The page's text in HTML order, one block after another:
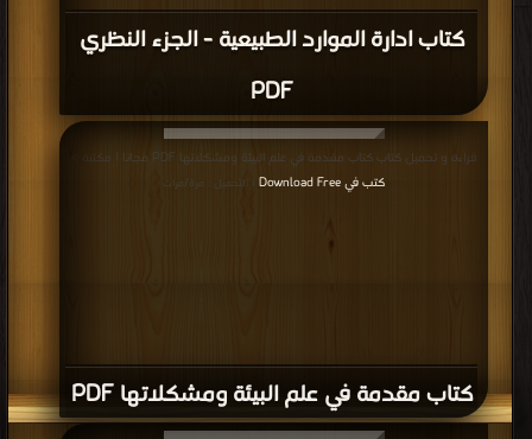
كتاب ادارة الموارد الطبيعية - الجزء النظري
PDF
كتاب مقدمة في علم البيئة ومشكلاتها PDF
قراءة و تحميل كتاب كتاب مقدمة في علم البيئة ومشكلاتها PDF مجانا | مكتبة >
كتب في Download Free
| التحميل : مرة/مرات